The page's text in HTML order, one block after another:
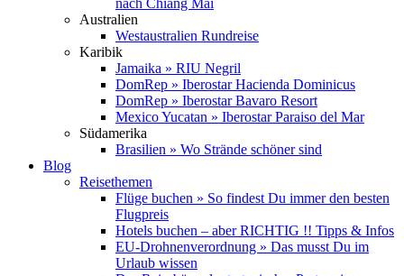
nach Chiang Mai
Australien
Westaustralien Rundreise
Karibik
Jamaika » RIU Negril
DomRep » Iberostar Hacienda Dominicus
DomRep » Iberostar Bavaro Resort
Mexico Yucatan » Iberostar Paraiso del Mar
Südamerika
Brasilien » Wo Strände schöner sind
Blog
Reisethemen
Flüge buchen » So findest Du immer den besten
Flugpreis
Hotels buchen – aber RICHTIG !! Tipps & Infos
EU-Drohnenverordnung » Das musst Du im
Urlaub wissen